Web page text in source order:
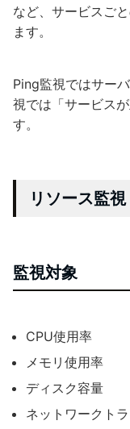
など、サービスご
ます。
Ping監視ではサー
視では「サービス
す。
リソース監視
監視対象
CPU使用率
メモリ使用率
ディスク容量
ネットワークト